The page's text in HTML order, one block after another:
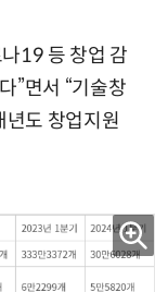
19 등 창업 감
”면서 “기술창
년도 창업지원